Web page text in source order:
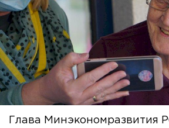
Глава Минэкономразвития